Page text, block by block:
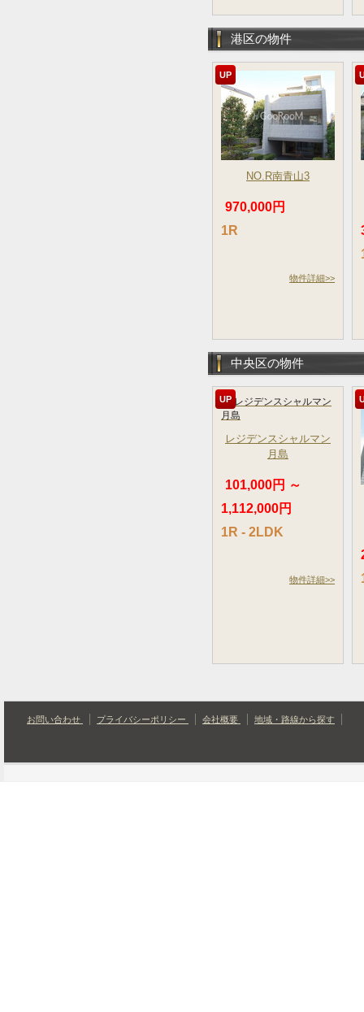
港区の物件
UP
NO.R南青山3
970,000円
1R
物件詳細>>
中央区の物件
UP
レジデンスシャルマン
月島
101,000円 ～
1,112,000円
1R - 2LDK
物件詳細>>
お問い合わせ プライバシーポリシー 会社概要 地域・路線から探す